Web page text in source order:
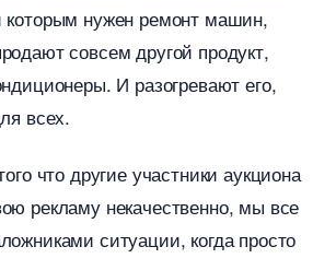
нужен ремонт машин,
совсем другой продукт,
И разогревают его,
всех.
что другие участники аукциона
рекламу некачественно, мы все
ситуации, когда просто